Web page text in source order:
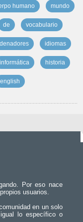
humano mundo
de vocabulario
idiomas
informática historia
english
Por eso nace
usuarios.
en un solo
lo específico o